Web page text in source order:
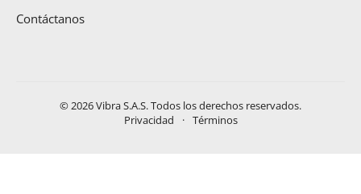
Contáctanos
©2026Vibra S.A.S. Todos los derechos reservados.
Privacidad
· Términos